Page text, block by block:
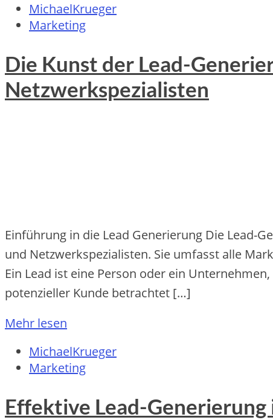
MichaelKrueger
Marketing
Die Kunst der Lead-
Netzwerkspezialisten
Einführung in die Lead Generierung Die Lead-
und Netzwerkspezialisten. Sie umfasst alle
Ein Lead ist eine Person oder ein
potenzieller Kunde betrachtet […]
Mehr lesen
MichaelKrueger
Marketing
Effektive Lead-